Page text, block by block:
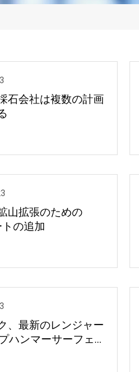
石会社は複数の計画
山拡張のための
の追加
、最新のレンジャー
ハンマーサーフェイ
をCONEXPOで発売